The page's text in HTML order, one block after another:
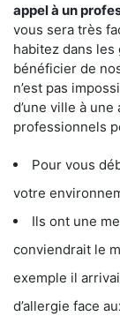
appel à un
vous sera très
habitez dans
bénéficier de
n’est pas
d’une ville à
professionnels
Pour vous
votre
Ils ont une
conviendrait le
exemple il
d’allergie face